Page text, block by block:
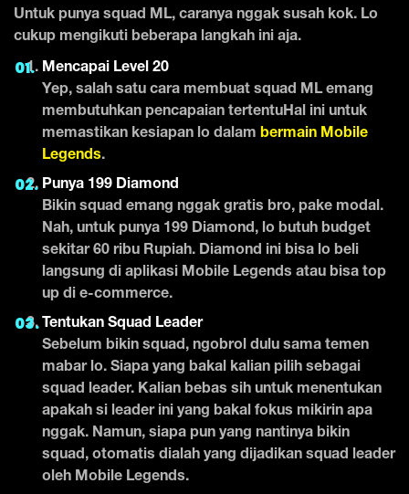
Untuk punya squad ML, caranya nggak susah kok. Lo
cukup mengikuti beberapa langkah ini aja.
Mencapai Level 20
Yep, salah satu cara membuat squad ML emang
membutuhkan pencapaian tertentuHal ini untuk
memastikan kesiapan lo dalam bermain Mobile
Legends.
Punya 199 Diamond
Bikin squad emang nggak gratis bro, pake modal.
Nah, untuk punya 199 Diamond, lo butuh budget
sekitar 60 ribu Rupiah. Diamond ini bisa lo beli
langsung di aplikasi Mobile Legends atau bisa top
up di e-commerce.
Tentukan Squad Leader
Sebelum bikin squad, ngobrol dulu sama temen
mabar lo. Siapa yang bakal kalian pilih sebagai
squad leader. Kalian bebas sih untuk menentukan
apakah si leader ini yang bakal fokus mikirin apa
nggak. Namun, siapa pun yang nantinya bikin
squad, otomatis dialah yang dijadikan squad leader
oleh Mobile Legends.